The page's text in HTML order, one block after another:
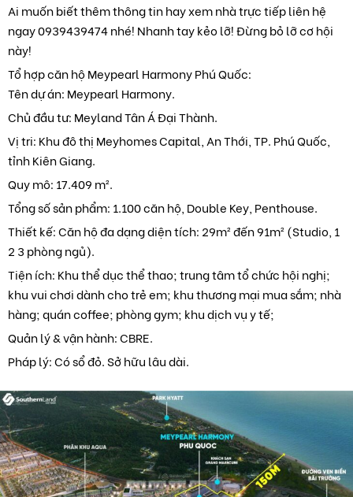
Ai muốn biết thêm thông tin hay xem nhà trực tiếp liên hệ
ngay 0939439474 nhé! Nhanh tay kẻo lỡ! Đừng bỏ lỡ cơ hội
này!
Tổ hợp căn hộ Meypearl Harmony Phú Quốc:
Tên dự án: Meypearl Harmony.
Chủ đầu tư: Meyland Tân Á Đại Thành.
Vị tri: Khu đô thị Meyhomes Capital, An Thới, TP. Phú Quốc,
tỉnh Kiên Giang.
Quy mô: 17.409 m².
Tổng số sản phẩm: 1.100 căn hộ, Double Key, Penthouse.
Thiết kế: Căn hộ đa dạng diện tích: 29m² đến 91m² (Studio, 1
2 3 phòng ngủ).
Tiện ích: Khu thể dục thể thao; trung tâm tổ chức hội nghị;
khu vui chơi dành cho trẻ em; khu thương mại mua sắm; nhà
hàng; quán coffee; phòng gym; khu dịch vụ y tế;
Quản lý & vận hành: CBRE.
Pháp lý: Có sổ đỏ. Sở hữu lâu dài.